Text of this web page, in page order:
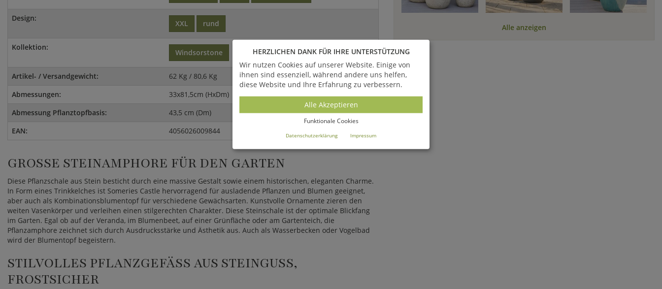
Design:
XXL rund
Kollektion:
Windsorstone
Artikel- / Versandgewicht:
62 Kg / 80,6 Kg
Abmessungen:
33x81,5cm (HxDm)
Abmessung Pflanztopfbasis:
43,5 cm (Dm)
EAN:
4056026009844
GROSSE STEINAMPHORE FÜR DEN GARTEN
Diese Pflanzschale aus Stein besticht durch eine massive Gestalt sowie einem historischen, eleganten Charme.
In Form eines Trinkkelches ist Someries Castle hervorragend für ausladende Pflanzen und Blumen geeignet,
aber auch als Kombinationsblumentopf für verschiedene Gewächsarten. Kunstvolle Ornamente zieren den
weiten Vasenkörper und verleihen einen stilgerechten Charakter. Diese Steinschale ist der optimale Blickfang
im Garten. Egal ob auf der Veranda, im Blumenbeet, auf einer Grünfläche oder am Gartenteich, die
Pflanzamphore zeichnet sich durch Ausdrucksstärke und Ästhetik aus. Auch als Wasserbecken oder Vogelbad
wird der Blumentopf begeistern.
STILVOLLES PFLANZGEFÄSS AUS STEINGUSS, F
ROSTSICHER
Alle anzeigen
HERZLICHEN DANK FÜR IHRE UNTERSTÜTZUNG
Wir nutzen Cookies auf unserer Website. Einige von
ihnen sind essenziell, während andere uns helfen,
diese Website und Ihre Erfahrung zu verbessern.
Alle Akzeptieren
Funktionale Cookies
Datenschutzerklärung Impressum